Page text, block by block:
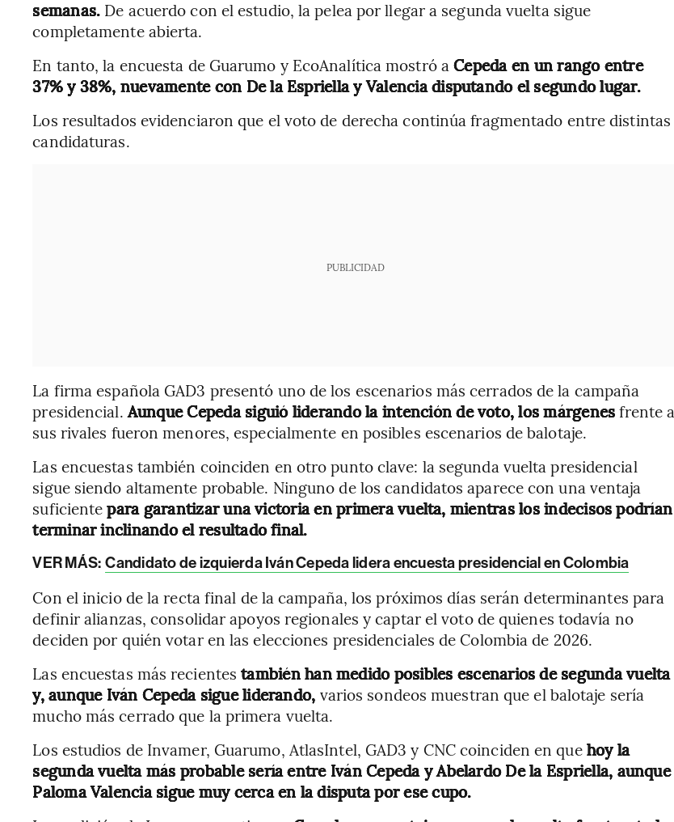
semanas. De acuerdo con el estudio, la pelea por llegar a segunda vuelta sigue
completamente abierta.
En tanto, la encuesta de Guarumo y EcoAnalítica mostró a Cepeda en un rango entre
37% y 38%, nuevamente con De la Espriella y Valencia disputando el segundo lugar.
Los resultados evidenciaron que el voto de derecha continúa fragmentado entre distintas
candidaturas.
PUBLICIDAD
La firma española GAD3 presentó uno de los escenarios más cerrados de la campaña
presidencial.Aunque Cepeda siguió liderando la intención de voto, los márgenesfrente a
sus rivales fueron menores, especialmente en posibles escenarios de balotaje.
Las encuestas también coinciden en otro punto clave: la segunda vuelta presidencial
sigue siendo altamente probable. Ninguno de los candidatos aparece con una ventaja
suficientepara garantizar una victoria en primera vuelta, mientras los indecisos podrían
terminar inclinando el resultado final.
VER MÁS: Candidato de izquierda Iván Cepeda lidera encuesta presidencial en Colombia
Con el inicio de la recta final de la campaña, los próximos días serán determinantes para
definir alianzas, consolidar apoyos regionales y captar el voto de quienes todavía no
deciden por quién votar en las elecciones presidenciales de Colombia de 2026.
Las encuestas más recientestambién han medido posibles escenarios de segunda vuelta
y, aunque Iván Cepeda sigue liderando, varios sondeos muestran que el balotaje sería
mucho más cerrado que la primera vuelta.
Los estudios de Invamer, Guarumo, AtlasIntel, GAD3 y CNC coinciden en quehoy la
segunda vuelta más probable sería entre Iván Cepeda y Abelardo De la Espriella, aunque
Paloma Valencia sigue muy cerca en la disputa por ese cupo.